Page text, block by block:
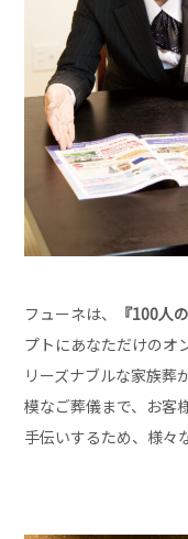
フューネは、 『100人
プトにあなただけのオ
リーズナブルな家族葬
模なご葬儀まで、お客
手伝いするため、様々